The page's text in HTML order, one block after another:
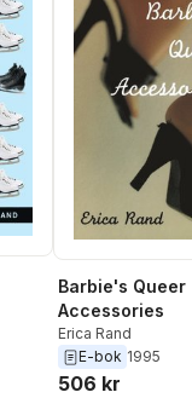
Barbie's Queer
Accessories
Erica Rand
E-bok 1995
506 kr